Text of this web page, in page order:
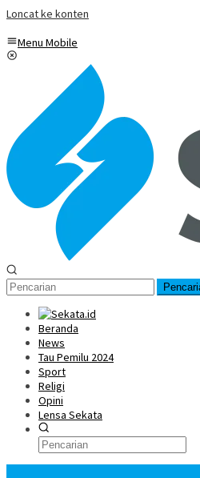
Loncat ke konten
Menu Mobile
Beranda
News
Tau Pemilu 2024
Sport
Religi
Opini
Lensa Sekata